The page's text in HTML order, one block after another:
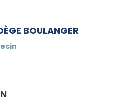
BOULANGER